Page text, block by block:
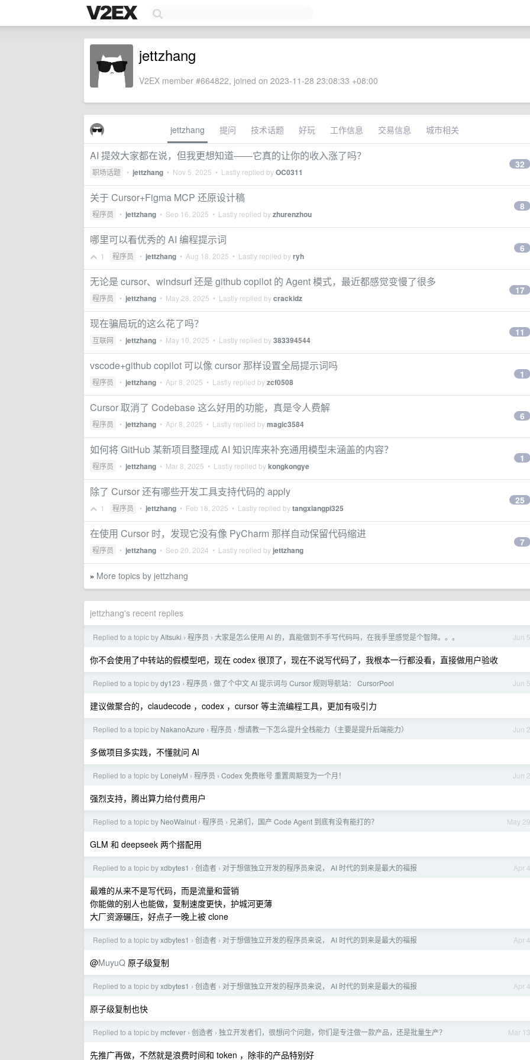
jettzhang
V2EX member #664822, joined on 2023-11-28 23:08:33 +08:00
jettzhang 提问 技术话题 好玩 工作信息 交易信息 城市相关
AI 提效大家都在说，但我更想知道——它真的让你的收入涨了吗？
职场话题 • jettzhang • Nov 5, 2025 • Lastly replied byOC0311
32
关于 Cursor+Figma MCP 还原设计稿
程序员 • jettzhang • Sep 16, 2025 • Lastly replied byzhurenzhou
8
哪里可以看优秀的 AI 编程提示词
1 程序员 • jettzhang • Aug 18, 2025 • Lastly replied byryh
6
无论是 cursor、windsurf 还是 github copilot 的 Agent 模式，最近都感觉变慢了很多
程序员 • jettzhang • May 28, 2025 • Lastly replied bycrackidz
17
现在骗局玩的这么花了吗？
互联网 • jettzhang • May 10, 2025 • Lastly replied by383394544
11
vscode+github copilot 可以像 cursor 那样设置全局提示词吗
程序员 • jettzhang • Apr 8, 2025 • Lastly replied byzcf0508
1
Cursor 取消了 Codebase 这么好用的功能，真是令人费解
程序员 • jettzhang • Apr 8, 2025 • Lastly replied bymagic3584
6
如何将 GitHub 某新项目整理成 AI 知识库来补充通用模型未涵盖的内容？
程序员 • jettzhang • Mar 8, 2025 • Lastly replied bykongkongye
1
除了 Cursor 还有哪些开发工具支持代码的 apply
1 程序员 • jettzhang • Feb 16, 2025 • Lastly replied bytangxiangpi325
25
在使用 Cursor 时，发现它没有像 PyCharm 那样自动保留代码缩进
程序员 • jettzhang • Sep 20, 2024 • Lastly replied by jettzhang
7
» More topics by jettzhang
jettzhang's recent replies
Jun 5
Replied to a topic byAItsuki › 程序员 › 大家是怎么使用 AI 的，真能做到不手写代码吗，在我手里感觉是个智障。。。
你不会使用了中转站的假模型吧，现在 codex 很顶了，现在不说写代码了，我根本一行都没看，直接做用户验收
Jun 5
Replied to a topic bydy123 › 程序员 › 做了个中文 AI 提示词与 Cursor 规则导航站： CursorPool
建议做聚合的，claudecode ，codex ，cursor 等主流编程工具，更加有吸引力
Jun 2
Replied to a topic by NakanoAzure › 程序员 › 想请教一下怎么提升全栈能力（主要是提升后端能力）
多做项目多实践，不懂就问 AI
Jun 2
Replied to a topic by LonelyM › 程序员 › Codex 免费账号 重置周期变为一个月！
强烈支持，腾出算力给付费用户
May 29
Replied to a topic by NeoWalnut › 程序员 › 兄弟们，国产 Code Agent 到底有没有能打的？
GLM 和 deepseek 两个搭配用
Apr 4
Replied to a topic byxdbytes1 › 创造者 › 对于想做独立开发的程序员来说， AI 时代的到来是最大的福报
最难的从来不是写代码，而是流量和营销
你能做的别人也能做，复制速度更快，护城河更薄
大厂资源碾压，好点子一晚上被 clone
Apr 4
Replied to a topic byxdbytes1 › 创造者 › 对于想做独立开发的程序员来说， AI 时代的到来是最大的福报
@MuyuQ 原子级复制
Apr 4
Replied to a topic byxdbytes1 › 创造者 › 对于想做独立开发的程序员来说， AI 时代的到来是最大的福报
原子级复制也快
Mar 13
Replied to a topic by mcfever › 创造者 › 独立开发者们，很想问个问题，你们是专注做一款产品，还是批量生产？
先推广再做，不然就是浪费时间和 token ，除非的产品特别好